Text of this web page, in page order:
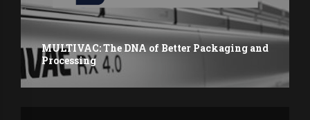
MULTIVAC: The DNA of Better Packaging and
Processing